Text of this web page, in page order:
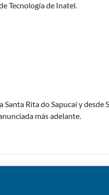
Tecnología de Inatel.
Rita do Sapucaí y desde
más adelante.